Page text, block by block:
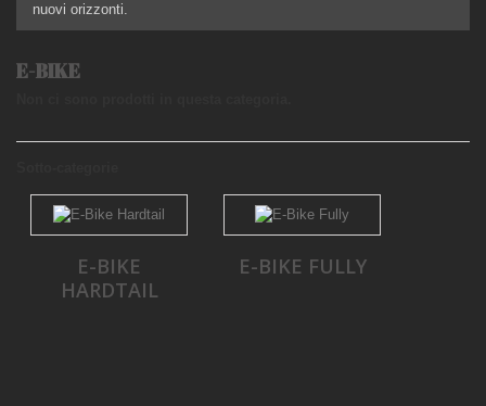
nuovi orizzonti.
E-BIKE
E-BIKE
HARDTAIL
E-BIKE FULLY